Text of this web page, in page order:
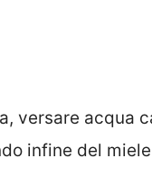
versare acqua
infine del